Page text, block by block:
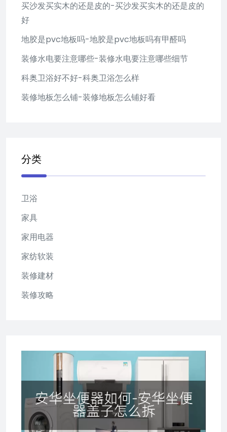
买沙发买实木的还是皮的-买沙发买实木的还是皮的
好
地胶是pvc地板吗-地胶是pvc地板吗有甲醛吗
装修水电要注意哪些-装修水电要注意哪些细节
科奥卫浴好不好-科奥卫浴怎么样
装修地板怎么铺-装修地板怎么铺好看
分类
卫浴
家具
家用电器
家纺软装
装修建材
装修攻略